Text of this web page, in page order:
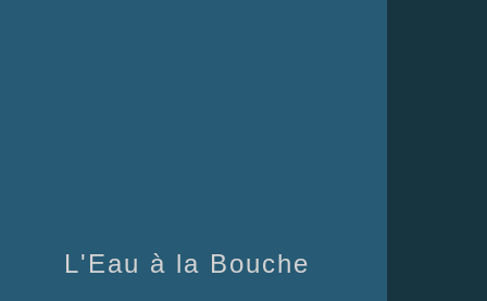
L'Eau à la Bouche